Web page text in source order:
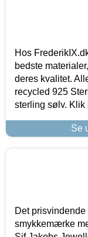
Hos
bedste
deres kvalitet.
recycled 925
sterling sølv. Klik
Se
Det
smykkemærke